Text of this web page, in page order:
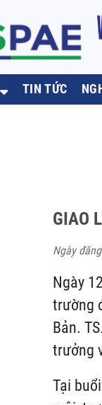
TIN TỨC
GIAO
Ngày
Ngày
trường
Bản.
trưởng
Tại